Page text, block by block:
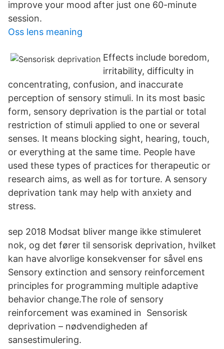
improve your mood after just one 60-minute
session.
Oss lens meaning
Effects include boredom,
irritability, difficulty in
concentrating, confusion, and inaccurate
perception of sensory stimuli. In its most basic
form, sensory deprivation is the partial or total
restriction of stimuli applied to one or several
senses. It means blocking sight, hearing, touch,
or everything at the same time. People have
used these types of practices for therapeutic or
research aims, as well as for torture. A sensory
deprivation tank may help with anxiety and
stress.
sep 2018 Modsat bliver mange ikke stimuleret
nok, og det fører til sensorisk deprivation, hvilket
kan have alvorlige konsekvenser for såvel ens
Sensory extinction and sensory reinforcement
principles for programming multiple adaptive
behavior change.The role of sensory
reinforcement was examined in Sensorisk
deprivation – nødvendigheden af
sansestimulering.